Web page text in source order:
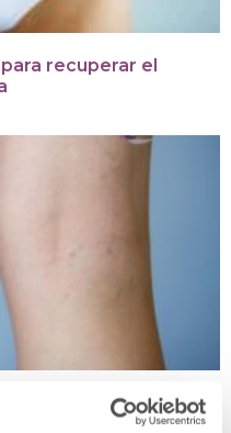
recuperar el
y cómo tratar la